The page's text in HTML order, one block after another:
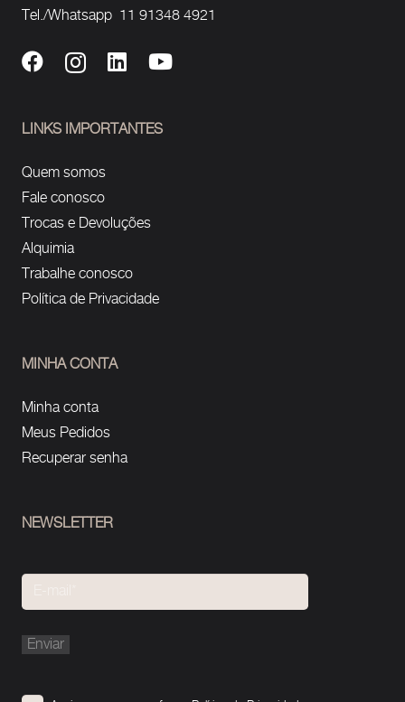
Tel./Whatsapp 11 91348 4921
LINKS IMPORTANTES
Quem somos
Fale conosco
Trocas e Devoluções
Alquimia
Trabalhe conosco
Política de Privacidade
MINHA CONTA
Minha conta
Meus Pedidos
Recuperar senha
NEWSLETTER
Please
this